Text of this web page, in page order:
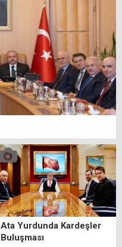
Ata Yurdunda Kardeşler
Buluşması